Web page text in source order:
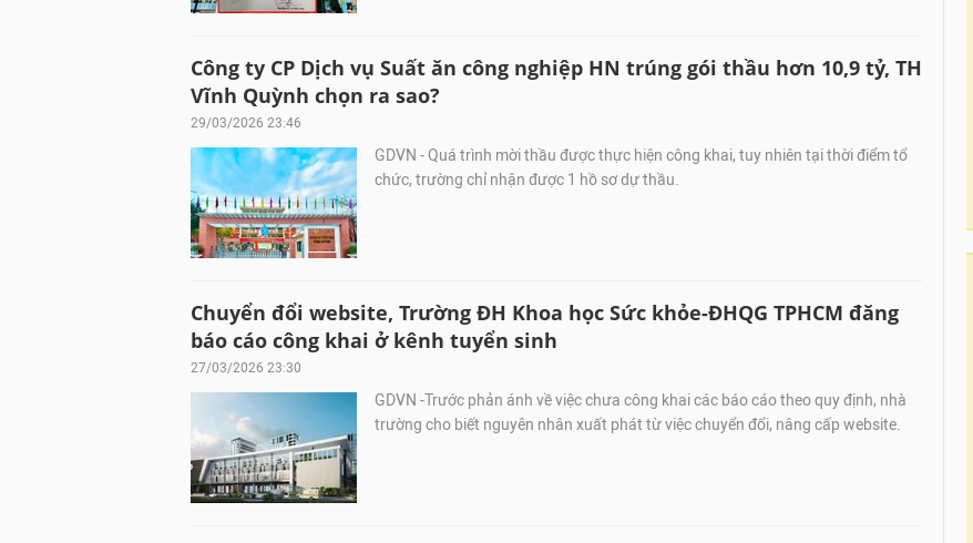
Công ty CP Dịch vụ Suất ăn công nghiệp HN trúng gói thầu hơn 10,9 tỷ, TH
Vĩnh Quỳnh chọn ra sao?
29/03/2026 23:46
GDVN - Quá trình mời thầu được thực hiện công khai, tuy nhiên tại thời điểm tổ
chức, trường chỉ nhận được 1 hồ sơ dự thầu.
Chuyển đổi website, Trường ĐH Khoa học Sức khỏe-ĐHQG TPHCM đăng
báo cáo công khai ở kênh tuyển sinh
27/03/2026 23:30
GDVN -Trước phản ánh về việc chưa công khai các báo cáo theo quy định, nhà
trường cho biết nguyên nhân xuất phát từ việc chuyển đổi, nâng cấp website.